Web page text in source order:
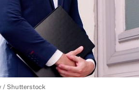
/ Shutterstock